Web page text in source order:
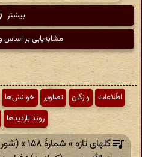
بیشتر
مشابه‌یابی بر اساس
اطّلاعات واژگان تصاویر خوانش‌ها
روند بازدیدها